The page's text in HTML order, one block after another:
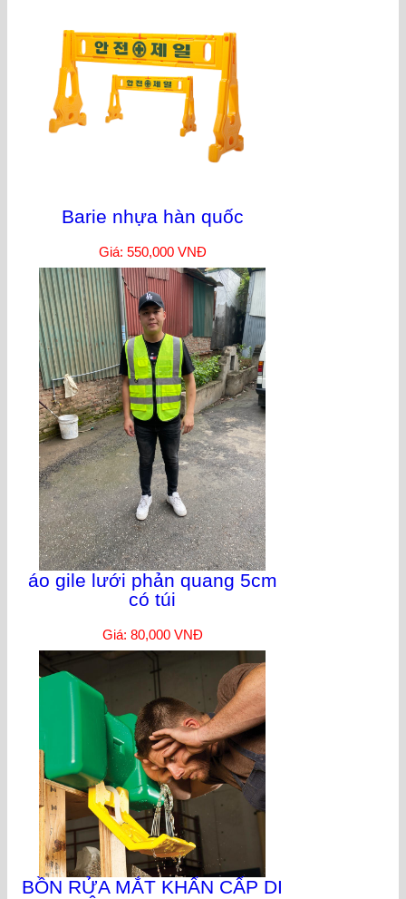
Barie nhựa hàn quốc
Giá: 550,000 VNĐ
áo gile lưới phản quang 5cm
có túi
Giá: 80,000 VNĐ
BỒN RỬA MẮT KHẨN CẤP DI